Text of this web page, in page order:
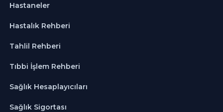
Hastaneler
Hastalık Rehberi
Tahlil Rehberi
Tıbbi İşlem Rehberi
Sağlık Hesaplayıcıları
Sağlık Sigortası